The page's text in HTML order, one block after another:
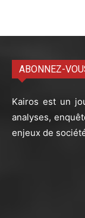
ABONNEZ-
Kairos est un
analyses,
enjeux de